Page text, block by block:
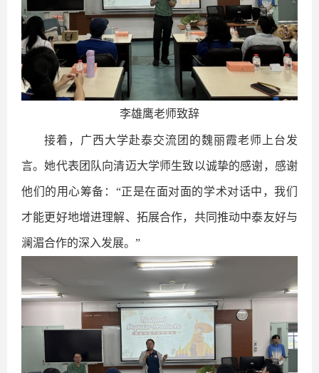
李雄鹰老师致辞
接着，广西大学赴泰交流团的魏丽霞老师上台发
言。她代表团队向清迈大学师生致以诚挚的感谢，感谢
他们的用心筹备：“正是在面对面的学术对话中，我们
才能更好地增进理解、拓展合作，共同推动中泰友好与
澜湄合作的深入发展。”